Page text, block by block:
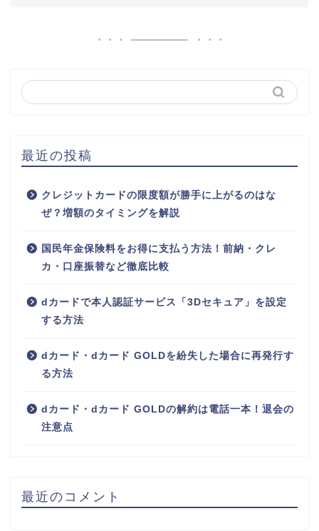
最近の投稿
クレジットカードの限度額が勝手に上がるのはな
ぜ？増額のタイミングを解説
国民年金保険料をお得に支払う方法！前納・クレ
カ・口座振替など徹底比較
dカードで本人認証サービス「3Dセキュア」を設定
する方法
dカード・dカード GOLDを紛失した場合に再発行す
る方法
dカード・dカード GOLDの解約は電話一本！退会の
注意点
最近のコメント